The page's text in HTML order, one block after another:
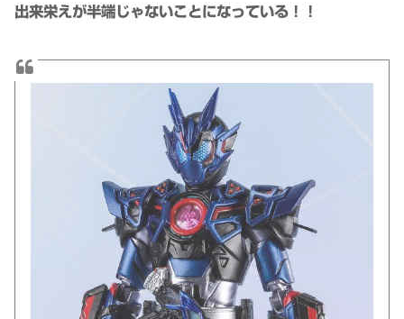
出来栄えが半端じゃないことになっている！！